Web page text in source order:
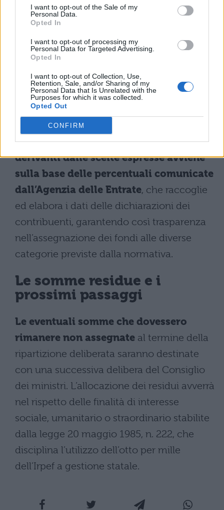
I want to opt-out of the Sale of my
Personal Data.
Opted In
I want to opt-out of processing my
Personal Data for Targeted Advertising.
Opted In
I want to opt-out of Collection, Use,
Retention, Sale, and/or Sharing of my
Personal Data that Is Unrelated with the
Purposes for which it was collected.
Opted Out
CONFIRM
disciplina la ripartizione dell’otto per mille
dell’Irpef a diretta gestione statale. A questo
si aggiungono l’articolo 8, comma 2, del
decreto-legge 10 agosto 2023, n. 105, e
l’articolo 2-bis, comma 1, del decreto del
Presidente della Repubblica 10 marzo 1998,
n. 76.
Come specificato nel comunicato finale del
Cdm,la ripartizione delle risorse
derivanti dalle scelte espresse avviene
sulla base delle percentuali comunicate
dall’Agenzia delle Entrate, che raccoglie
ed elabora i dati delle dichiarazioni dei
contribuenti, garantendo così trasparenza
nell’assegnazione dei fondi alle diverse
categorie previste dalla normativa.
Le somme residue e i
prossimi passaggi
Le eventuali somme che dovessero
rimanere non assegnate al termine della
ripartizione deliberata saranno destinate
con una successiva delibera del Consiglio
dei ministri. L’allocazione dei residui avverrà
nel rispetto delle finalità di interesse
sociale, umanitario o straordinario stabilite
dalla legge 20 maggio 1985, n. 222, che
disciplina l’utilizzo dell’otto per mille
dell’Irpef a gestione statale.